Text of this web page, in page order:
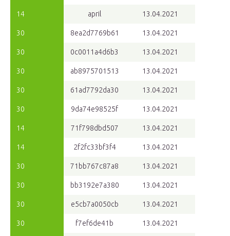
14 april 13.04.2021
30 8ea2d7769b61 13.04.2021
30 0c0011a4d6b3 13.04.2021
30 ab8975701513 13.04.2021
30 61ad7792da30 13.04.2021
30 9da74e98525f 13.04.2021
14 71f798dbd507 13.04.2021
14 2f2fc33bf3f4 13.04.2021
30 71bb767c87a8 13.04.2021
30 bb3192e7a380 13.04.2021
30 e5cb7a0050cb 13.04.2021
30 f7ef6de41b 13.04.2021